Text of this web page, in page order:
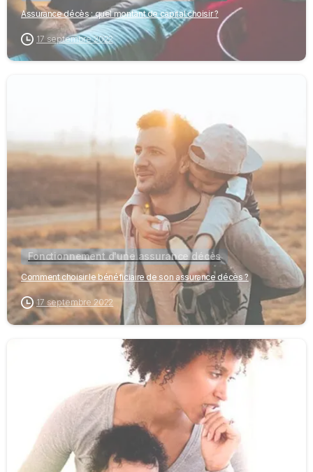
Assurance décès : quel montant de capital choisir ?
17 septembre 2022
Fonctionnement d'une assurance décès
Comment choisir le bénéficiaire de son assurance décès ?
17 septembre 2022